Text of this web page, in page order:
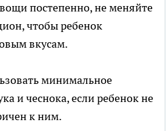
постепенно, не меняйте
чтобы ребенок
вкусам.
минимальное
и чеснока, если ребенок не
к ним.